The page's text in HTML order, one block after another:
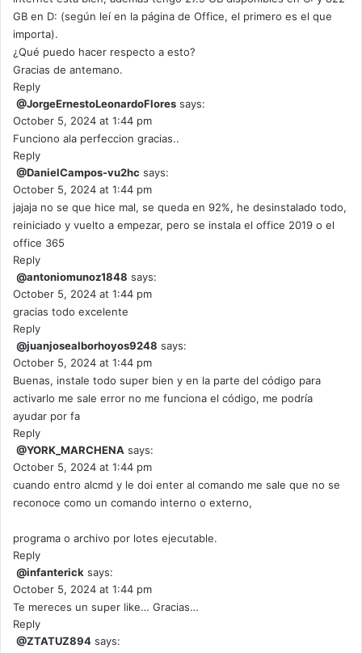
GB en D: (según leí en la página de Office, el primero es el que
importa).
¿Qué puedo hacer respecto a esto?
Gracias de antemano.
Reply
@JorgeErnestoLeonardoFlores says:
October 5, 2024 at 1:44 pm
Funciono ala perfeccion gracias..
Reply
@DanielCampos-vu2hc says:
October 5, 2024 at 1:44 pm
jajaja no se que hice mal, se queda en 92%, he desinstalado todo,
reiniciado y vuelto a empezar, pero se instala el office 2019 o el
office 365
Reply
@antoniomunoz1848 says:
October 5, 2024 at 1:44 pm
gracias todo excelente
Reply
@juanjosealborhoyos9248 says:
October 5, 2024 at 1:44 pm
Buenas, instale todo super bien y en la parte del código para
activarlo me sale error no me funciona el código, me podría
ayudar por fa
Reply
@YORK_MARCHENA says:
October 5, 2024 at 1:44 pm
cuando entro alcmd y le doi enter al comando me sale que no se
reconoce como un comando interno o externo,
programa o archivo por lotes ejecutable.
Reply
@infanterick says:
October 5, 2024 at 1:44 pm
Te mereces un super like… Gracias…
Reply
@ZTATUZ894 says: